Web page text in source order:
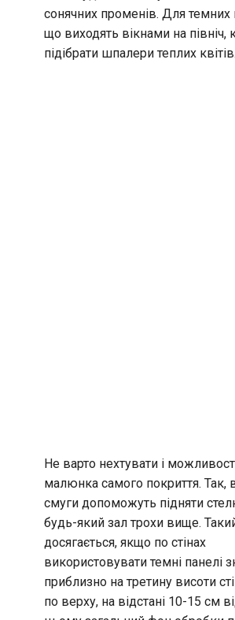
сонячних променів. Для темних
що виходять вікнами на північ,
підібрати шпалери теплих квітів.
Не варто нехтувати і
малюнка самого покриття. Так,
смуги допоможуть підняти
будь-який зал трохи вище.
досягається, якщо по стінах
використовувати темні панелі
приблизно на третину висоти
по верху, на відстані 10-15 см